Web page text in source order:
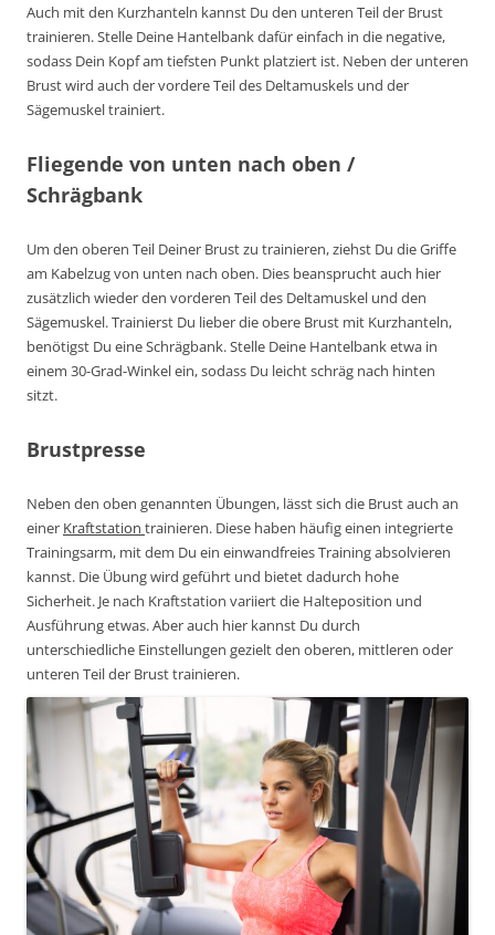
Auch mit den Kurzhanteln kannst Du den unteren Teil der Brust
trainieren. Stelle Deine Hantelbank dafür einfach in die negative,
sodass Dein Kopf am tiefsten Punkt platziert ist. Neben der unteren
Brust wird auch der vordere Teil des Deltamuskels und der
Sägemuskel trainiert.
Fliegende von unten nach oben /
Schrägbank
Um den oberen Teil Deiner Brust zu trainieren, ziehst Du die Griffe
am Kabelzug von unten nach oben. Dies beansprucht auch hier
zusätzlich wieder den vorderen Teil des Deltamuskel und den
Sägemuskel. Trainierst Du lieber die obere Brust mit Kurzhanteln,
benötigst Du eine Schrägbank. Stelle Deine Hantelbank etwa in
einem 30-Grad-Winkel ein, sodass Du leicht schräg nach hinten
sitzt.
Brustpresse
Neben den oben genannten Übungen, lässt sich die Brust auch an
einer Kraftstation trainieren. Diese haben häufig einen integrierte
Trainingsarm, mit dem Du ein einwandfreies Training absolvieren
kannst. Die Übung wird geführt und bietet dadurch hohe
Sicherheit. Je nach Kraftstation variiert die Halteposition und
Ausführung etwas. Aber auch hier kannst Du durch
unterschiedliche Einstellungen gezielt den oberen, mittleren oder
unteren Teil der Brust trainieren.